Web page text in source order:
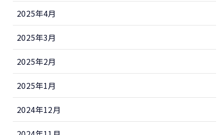
2025年4月
2025年3月
2025年2月
2025年1月
2024年12月